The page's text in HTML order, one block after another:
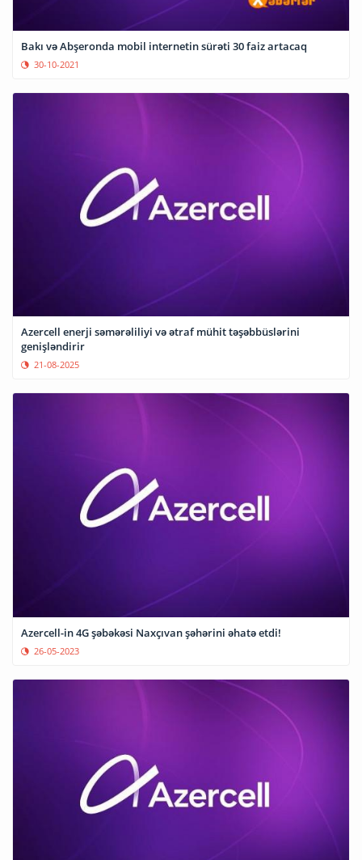
Bakı və Abşeronda mobil internetin sürəti 30 faiz artacaq
30-10-2021
Azercell enerji səmərəliliyi və ətraf mühit təşəbbüslərini
genişləndirir
21-08-2025
Azercell-in 4G şəbəkəsi Naxçıvan şəhərini əhatə etdi!
26-05-2023